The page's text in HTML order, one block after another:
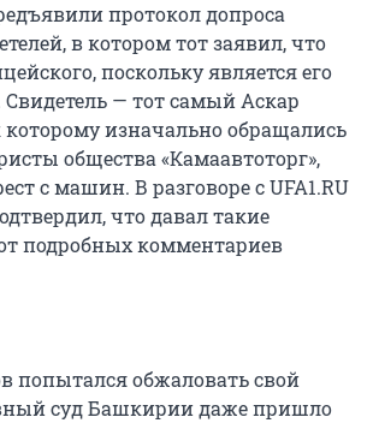
протокол допроса
в котором тот заявил, что
поскольку является его
— тот самый Аскар
которому изначально обращались
общества «Камаавтоторг»,
с машин. В разговоре с UFA1.RU
что давал такие
подробных комментариев
попытался обжаловать свой
суд Башкирии даже пришло